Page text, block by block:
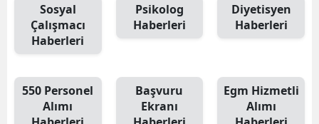
Sosyal
Çalışmacı
Haberleri
Psikolog
Haberleri
Diyetisyen
Haberleri
550 Personel
Alımı
Başvuru
Ekranı
Egm Hizmetli
Alımı